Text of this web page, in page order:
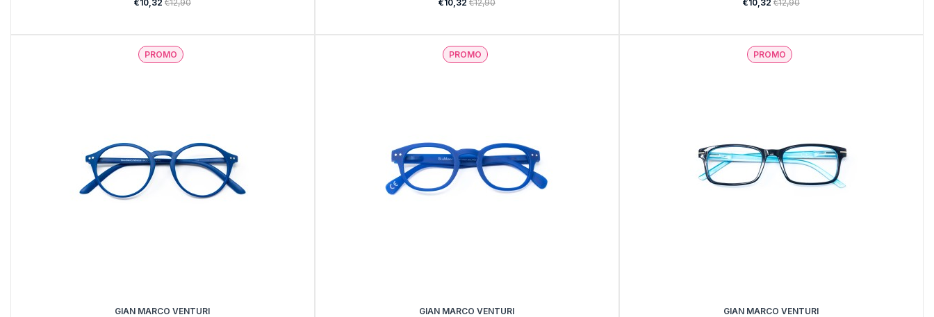
€10,32 €12,90 €10,32 €12,90 €10,32 €12,90
PROMO
GIAN MARCO VENTURI
PROMO
GIAN MARCO VENTURI
PROMO
GIAN MARCO VENTURI